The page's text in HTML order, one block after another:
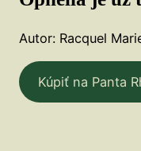
Autor: Racquel
Kúpiť na Panta